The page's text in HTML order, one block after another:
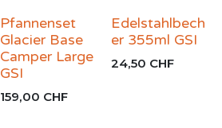
Pfannenset
Glacier Base
Camper Large
GSI
159,00 CHF
Edelstahlbech
er 355ml GSI
24,50 CHF